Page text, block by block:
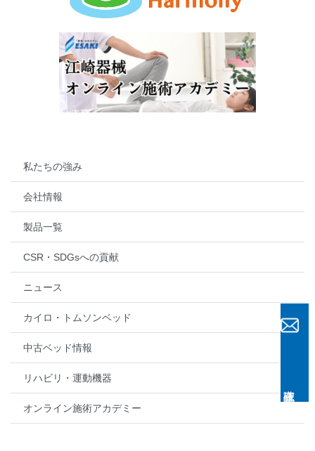
私たちの強み
会社情報
製品一覧
CSR・SDGsへの貢献
ニュース
カイロ・トムソンベッド
中古ベッド情報
リハビリ・運動機器
オンライン施術アカデミー